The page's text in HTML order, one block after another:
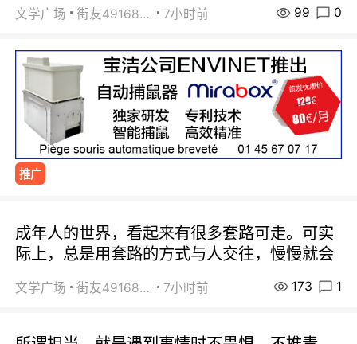
文学广场 街友49168527 7小时前 99 0
推广
成年人的世界，看起来有很多套路可走。可实
际上，总是用套路的方式与人交往，慢慢就会
文学广场 街友49168527 7小时前 173 1